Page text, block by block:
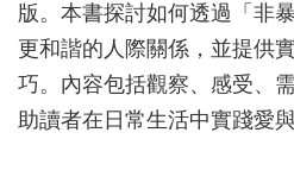
版。本書探討如何透過「非
更和諧的人際關係，並提供
巧。內容包括觀察、感受、
助讀者在日常生活中實踐愛與